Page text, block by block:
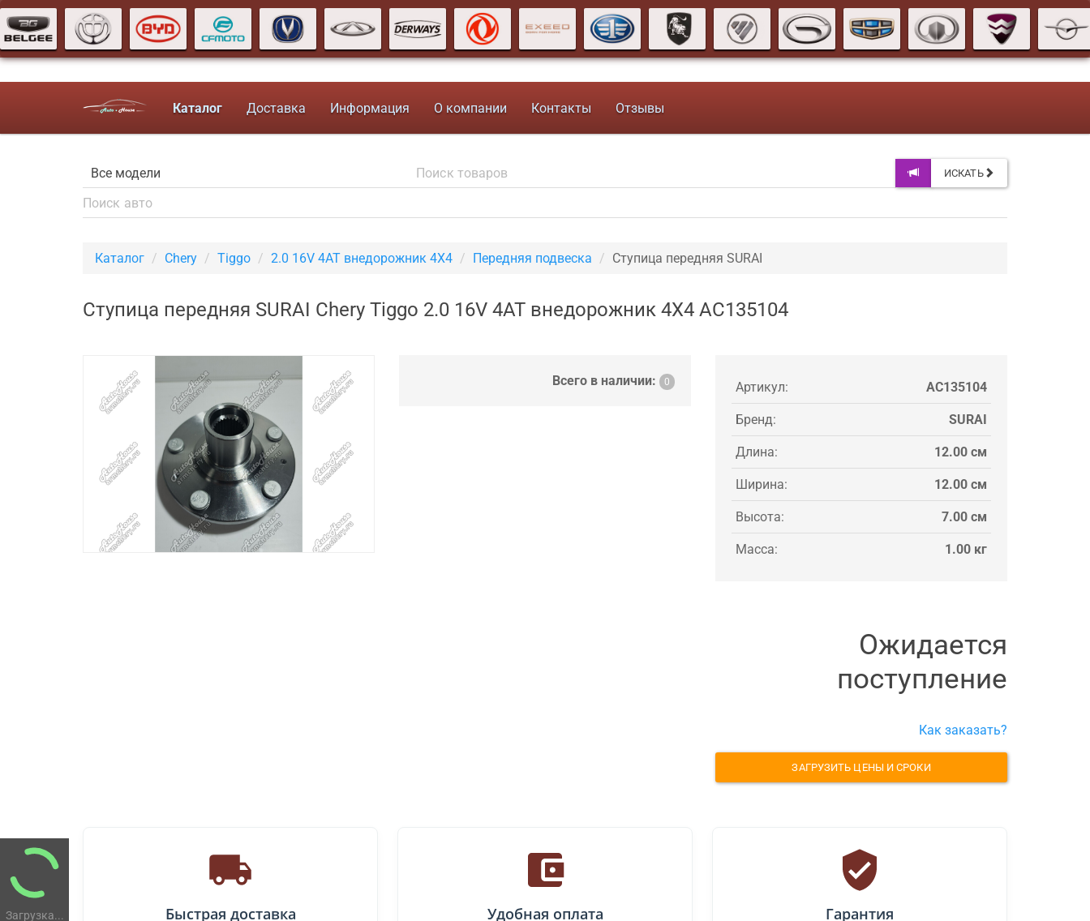
Загрузка...
Каталог Доставка Информация О компании Контакты Отзывы
ИСКАТЬ
Каталог Chery Tiggo 2.0 16V 4AT внедорожник 4X4 Передняя подвеска Ступица передняя SURAI
Ступица передняя SURAI Chery Tiggo 2.0 16V 4AT внедорожник 4X4 AC135104
Всего в наличии: 0 Артикул: AC135104
Бренд: SURAI
Длина: 12.00 см
Ширина: 12.00 см
Высота: 7.00 см
Масса: 1.00 кг
Ожидается
поступление
Как заказать?
ЗАГРУЗИТЬ ЦЕНЫ И СРОКИ
Быстрая доставка Удобная оплата Гарантия